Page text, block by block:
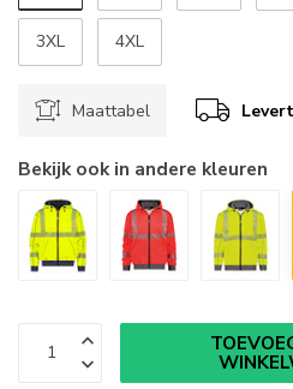
3XL 4XL
Maattabel
Bekijk ook in andere kleuren